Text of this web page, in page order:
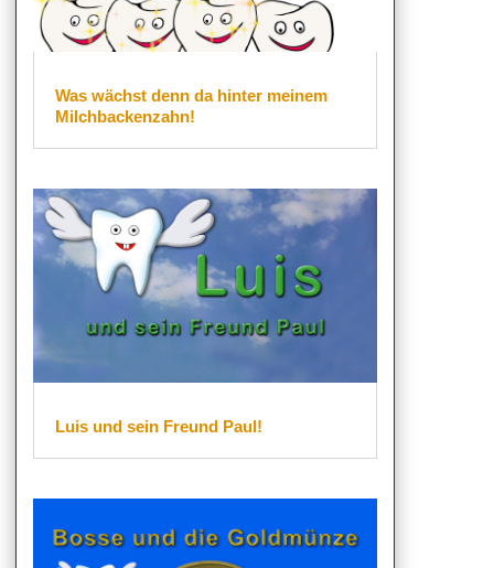
Was wächst denn da hinter meinem
Milchbackenzahn!
Luis und sein Freund Paul!